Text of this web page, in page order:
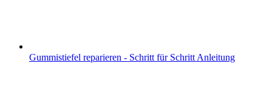
Gummistiefel reparieren - Schritt für Schritt Anleitung